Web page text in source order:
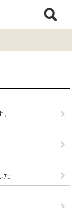
た